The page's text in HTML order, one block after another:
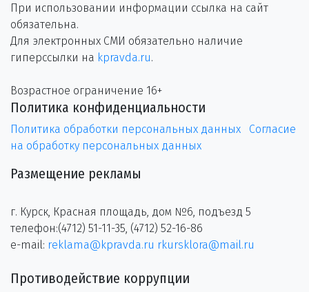
При использовании информации ссылка на сайт
обязательна.
Для электронных СМИ обязательно наличие
гиперссылки на kpravda.ru.
Возрастное ограничение 16+
Политика конфиденциальности
Политика обработки персональных данных
Согласие
на обработку персональных данных
Размещение рекламы
г. Курск, Красная площадь, дом №6, подъезд 5
телефон:(4712) 51-11-35, (4712) 52-16-86
e-mail: reklama@kpravda.ru rkursklora@mail.ru
Противодействие коррупции